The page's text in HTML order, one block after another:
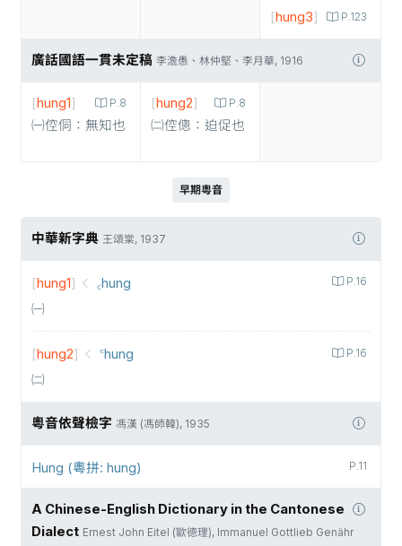
P.123
[hung3]
廣話國語一貫未定稿 李澹愚、林仲堅、李月華, 1916
P.8
[hung1]
㈠倥侗：無知也
P.8
[hung2]
㈡倥傯：迫促也
早期粵音
中華新字典 王頌棠, 1937
P.16
[hung1] ꜀hung
㈠
P.16
[hung2] ꜂hung
㈡
粵音依聲檢字 馮漢 (馮師韓), 1935
P.11
Hung (粵拼: hung)
A Chinese-English Dictionary in the Cantonese
Dialect Ernest John Eitel (歐德理), Immanuel Gottlieb Genähr